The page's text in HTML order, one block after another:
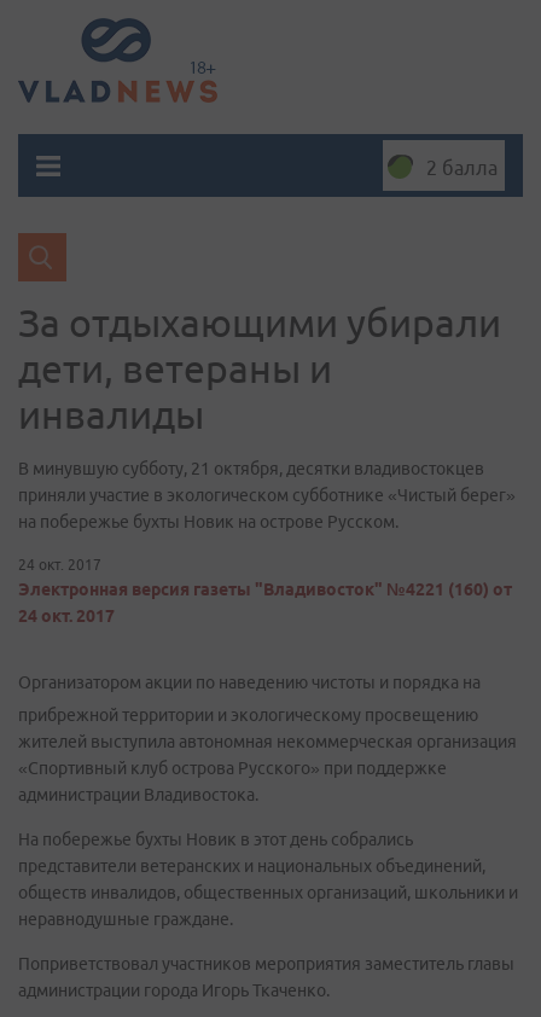
2 балла
За отдыхающими убирали
дети, ветераны и
инвалиды
В минувшую субботу, 21 октября, десятки владивостокцев
приняли участие в экологическом субботнике «Чистый берег»
на побережье бухты Новик на острове Русском.
24 окт. 2017
Электронная версия газеты "Владивосток" №4221 (160) от
24 окт. 2017
Организатором акции по наведению чистоты и порядка на
прибрежной территории и экологическому просвещению
жителей выступила автономная некоммерческая организация
«Спортивный клуб острова Русского» при поддержке
администрации Владивостока.
На побережье бухты Новик в этот день собрались
представители ветеранских и национальных объединений,
обществ инвалидов, общественных организаций, школьники и
неравнодушные граждане.
Поприветствовал участников мероприятия заместитель главы
администрации города Игорь Ткаченко.